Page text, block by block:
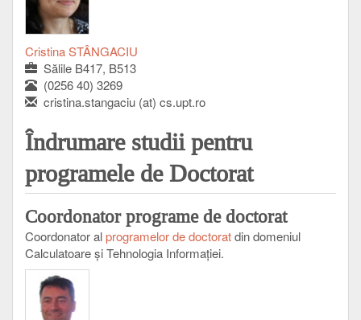
Cristina STÂNGACIU
Sălile B417, B513
(0256 40) 3269
cristina.stangaciu (at) cs.upt.ro
Îndrumare studii pentru
programele de Doctorat
Coordonator programe de doctorat
Coordonator alprogramelor de doctoratdin domeniul
Calculatoare și Tehnologia Informației.